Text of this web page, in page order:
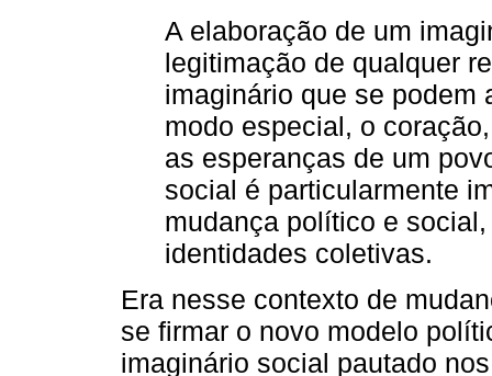
A elaboração de um
legitimação de qualquer
imaginário que se podem
modo especial, o
as esperanças de um
social é particularmente
mudança político e
identidades coletivas.
Era nesse contexto de
se firmar o novo modelo
imaginário social pautado